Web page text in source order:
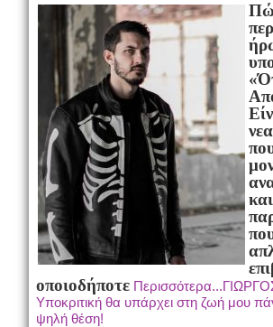
και
οποιοδήποτε
Υποκριτική θα υπάρχει στη ζωή μου
ψηλή θέση!